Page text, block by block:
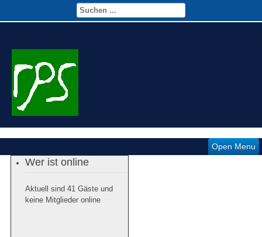
Open Menu
Wer ist online
Aktuell sind 41 Gäste und
keine Mitglieder online